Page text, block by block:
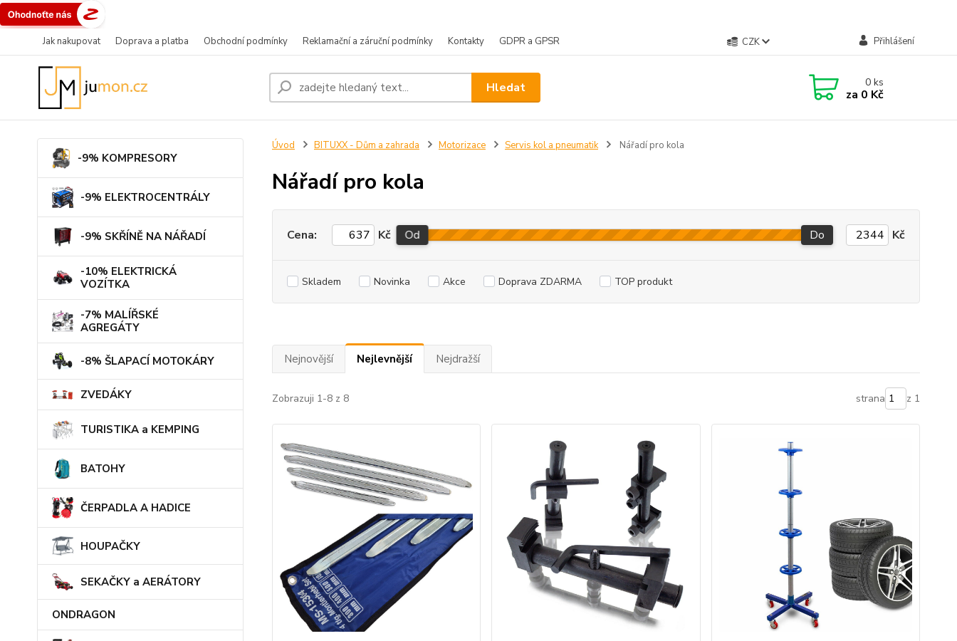
Jak nakupovat Doprava a platba Obchodní podmínky Reklamační a záruční podmínky Kontakty GDPR a GPSR CZK Přihlášení
Hledat 0ks
za 0 Kč
-9% KOMPRESORY
-9% ELEKTROCENTRÁLY
-9% SKŘÍNĚ NA NÁŘADÍ
-10% ELEKTRICKÁ
VOZÍTKA
-7% MALÍŘSKÉ
AGREGÁTY
-8% ŠLAPACÍ MOTOKÁRY
ZVEDÁKY
TURISTIKA a KEMPING
BATOHY
ČERPADLA A HADICE
HOUPAČKY
SEKAČKY a AERÁTORY
ONDRAGON
Úvod BITUXX - Dům a zahrada Motorizace Servis kol a pneumatik Nářadí pro kola
Nářadí pro kola
Cena: Kč Od Do Kč
Skladem Novinka Akce Doprava ZDARMA TOP produkt
Nejnovější Nejlevnější Nejdražší
Zobrazuji 1-8 z 8 strana z 1